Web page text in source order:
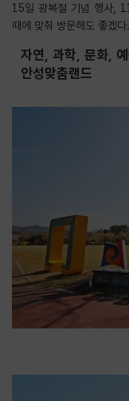
15일 광복절 기념 행사,
때에 맞춰 방문해도 좋겠다.
자연, 과학, 문화,
안성맞춤랜드